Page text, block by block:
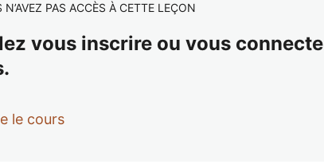
N’AVEZ PAS ACCÈS À CETTE LEÇON
vous inscrire ou vous
le cours